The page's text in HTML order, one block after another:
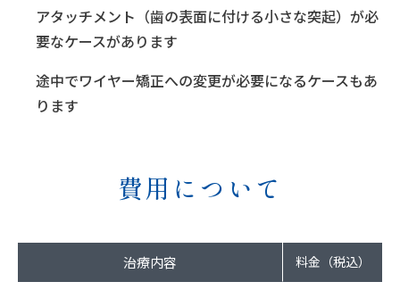
アタッチメント（歯の表面に付ける小さな突起）が必
要なケースがあります
途中でワイヤー矯正への変更が必要になるケースもあ
ります
費用について
治療内容 料金（税込）